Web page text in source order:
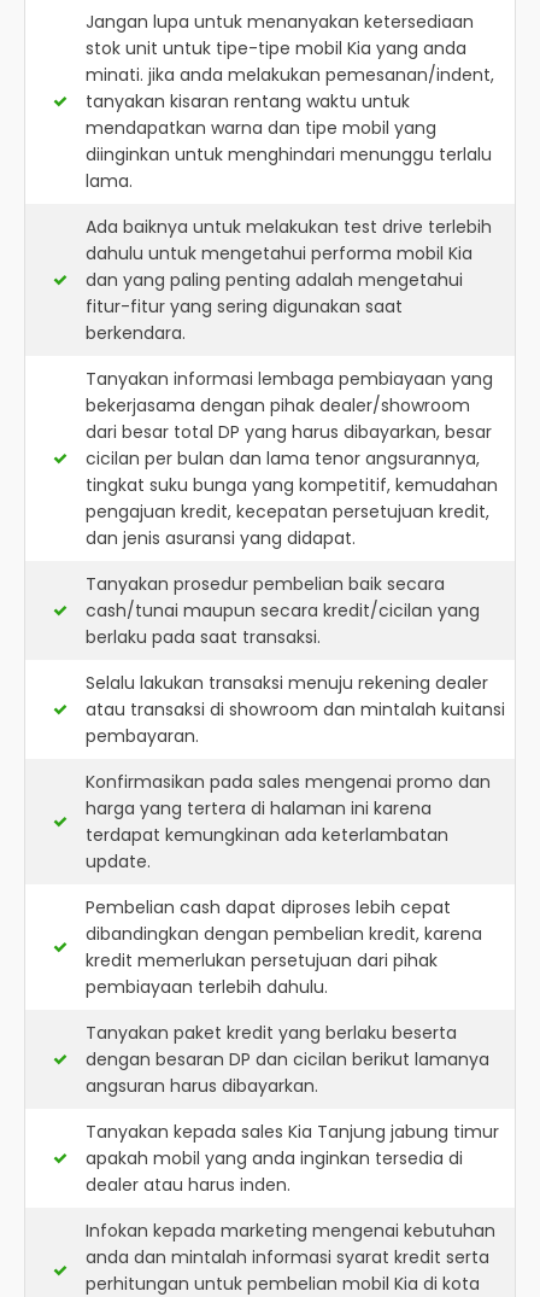
Jangan lupa untuk menanyakan ketersediaan
stok unit untuk tipe-tipe mobil Kia yang anda
minati. jika anda melakukan pemesanan/indent,
tanyakan kisaran rentang waktu untuk
mendapatkan warna dan tipe mobil yang
diinginkan untuk menghindari menunggu terlalu
lama.
Ada baiknya untuk melakukan test drive terlebih
dahulu untuk mengetahui performa mobil Kia
dan yang paling penting adalah mengetahui
fitur-fitur yang sering digunakan saat
berkendara.
Tanyakan informasi lembaga pembiayaan yang
bekerjasama dengan pihak dealer/showroom
dari besar total DP yang harus dibayarkan, besar
cicilan per bulan dan lama tenor angsurannya,
tingkat suku bunga yang kompetitif, kemudahan
pengajuan kredit, kecepatan persetujuan kredit,
dan jenis asuransi yang didapat.
Tanyakan prosedur pembelian baik secara
cash/tunai maupun secara kredit/cicilan yang
berlaku pada saat transaksi.
Selalu lakukan transaksi menuju rekening dealer
atau transaksi di showroom dan mintalah kuitansi
pembayaran.
Konfirmasikan pada sales mengenai promo dan
harga yang tertera di halaman ini karena
terdapat kemungkinan ada keterlambatan
update.
Pembelian cash dapat diproses lebih cepat
dibandingkan dengan pembelian kredit, karena
kredit memerlukan persetujuan dari pihak
pembiayaan terlebih dahulu.
Tanyakan paket kredit yang berlaku beserta
dengan besaran DP dan cicilan berikut lamanya
angsuran harus dibayarkan.
Tanyakan kepada sales Kia Tanjung jabung timur
apakah mobil yang anda inginkan tersedia di
dealer atau harus inden.
Infokan kepada marketing mengenai kebutuhan
anda dan mintalah informasi syarat kredit serta
perhitungan untuk pembelian mobil Kia di kota